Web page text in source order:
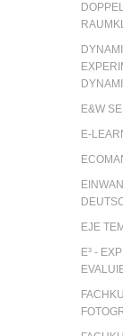
E&W
E-
EJE
E³ -